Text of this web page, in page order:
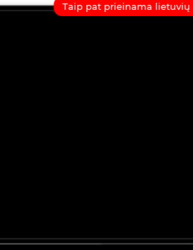
Taip pat prieinama lietuvių